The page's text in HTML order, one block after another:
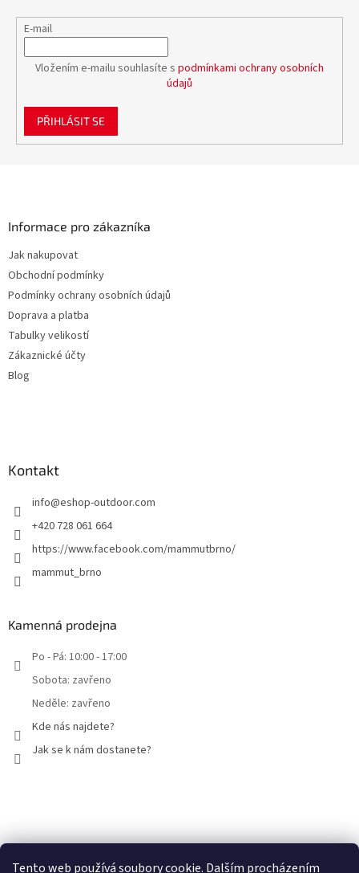
Tento web používá soubory cookie. Dalším procházením
v
v
ý
p
u
E-mail
Vložením e-mailu souhlasíte s podmínkami ochrany osobních
údajů
PŘIHLÁSIT SE
Informace pro zákazníka
Jak nakupovat
Obchodní podmínky
Podmínky ochrany osobních údajů
Doprava a platba
Tabulky velikostí
Zákaznické účty
Blog
Kontakt
info@eshop-outdoor.com
+420 728 061 664
https://www.facebook.com/mammutbrno/
mammut_brno
Kamenná prodejna
Po - Pá: 10:00 - 17:00
Sobota: zavřeno
Neděle: zavřeno
Kde nás najdete?
Jak se k nám dostanete?
Facebook